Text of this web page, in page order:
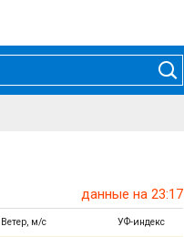
данные на 23:17
Ветер, м/с УФ-индекс